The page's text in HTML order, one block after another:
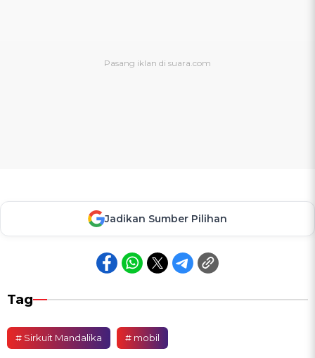
Jadikan Sumber Pilihan
Tag
# Sirkuit Mandalika # mobil